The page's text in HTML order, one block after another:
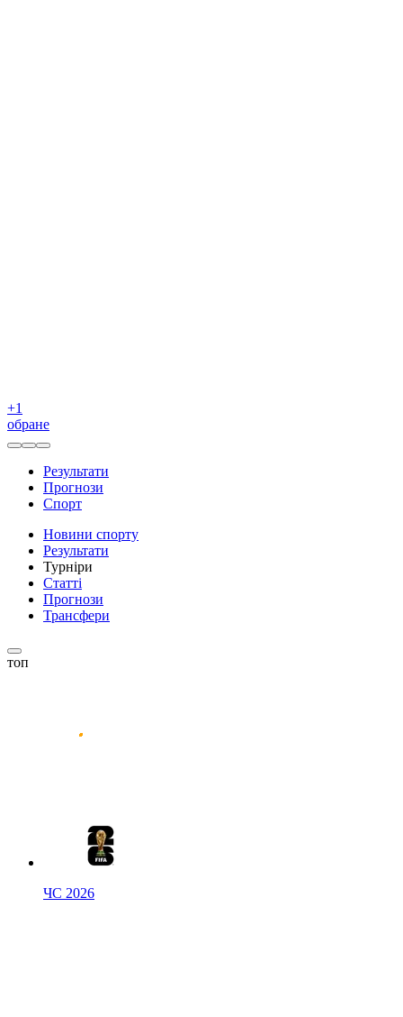
+1
обране
Результати
Прогнози
Спорт
Новини спорту
Результати
Турніри
Статті
Прогнози
Трансфери
топ
ЧС 2026